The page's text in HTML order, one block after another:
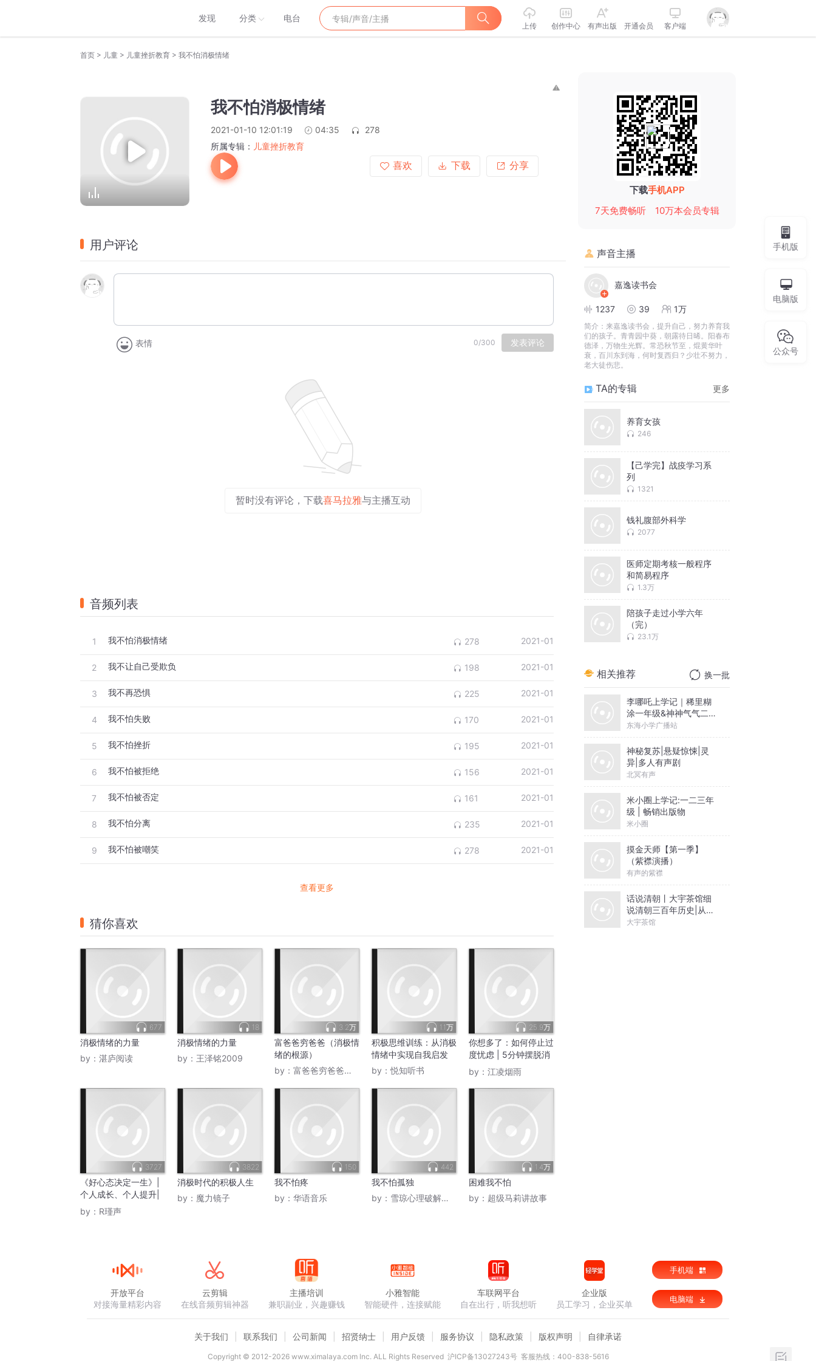
发现 分类 电台
上传 创作中心 有声出版 开通会员 客户端
首页 > 儿童 > 儿童挫折教育 > 我不怕消极情绪
我不怕消极情绪
2021-01-10 12:01:19 04:35
278
所属专辑： 儿童挫折教育
喜欢
下载 分享
用户评论
表情 0/300 发表评论
暂时没有评论，下载喜马拉雅与主播互动
音频列表
1 我不怕消极情绪 278 2021-01
2 我不让自己受欺负 198 2021-01
3 我不再恐惧 225 2021-01
4 我不怕失败 170 2021-01
5 我不怕挫折 195 2021-01
6 我不怕被拒绝 156 2021-01
7 我不怕被否定 161 2021-01
8 我不怕分离 235 2021-01
9 我不怕被嘲笑 278 2021-01
查看更多
猜你喜欢
677
消极情绪的力量
by： 湛庐阅读
18
消极情绪的力量
by： 王泽铭2009
3.2万
富爸爸穷爸爸（消极情
绪的根源）
by： 富爸爸穷爸爸时间自由
1.1万
积极思维训练：从消极
情绪中实现自我启发
by：悦知听书
25.9万
你想多了：如何停止过
度忧虑 | 5分钟摆脱消
极情绪，阻止焦虑
by： 江凌烟雨
3727
《好心态决定一生》|
个人成长、个人提升|
在逆境中寻找乐观的自
己，避免消极情绪
by： R瑾声
3822
消极时代的积极人生
by： 魔力镜子
150
我不怕疼
by： 华语音乐
442
我不怕孤独
by： 雪琼心理破解焦虑
1.4万
困难我不怕
by： 超级马莉讲故事
下载手机APP
7天免费畅听
10万本会员专辑
声音主播
嘉逸读书会
1237 39 1万
简介： 来嘉逸读书会，提升自己，努力养育我
们的孩子。青青园中葵，朝露待日晞。阳春布
德泽，万物生光辉。常恐秋节至，焜黄华叶
衰，百川东到海，何时复西归？少壮不努力，
老大徒伤悲。
TA的专辑 更多
养育女孩
246
【己学完】战疫学习系
列
1321
钱礼腹部外科学
2077
医师定期考核一般程序
和简易程序
1.3万
陪孩子走过小学六年
（完）
23.1万
相关推荐 换一批
李哪吒上学记｜稀里糊
涂一年级&神神气气二年
级
东海小学广播站
神秘复苏|悬疑惊悚|灵
异|多人有声剧
北冥有声
米小圈上学记:一二三年
级 | 畅销出版物
米小圈
摸金天师【第一季】
（紫襟演播）
有声的紫襟
话说清朝丨大宇茶馆细
说清朝三百年历史|从努
尔哈赤到末代皇帝溥仪|
大宇茶馆
手机版
电脑版
公众号
开放平台
对接海量精彩内容
云剪辑
在线音频剪辑神器
主播培训
兼职副业，兴趣赚钱
小雅智能
智能硬件，连接赋能
车联网平台
自在出行，听我想听
企业版
员工学习，企业买单
手机端
电脑端
关于我们 联系我们 公司新闻 招贤纳士 用户反馈 服务协议 隐私政策 版权声明 自律承诺
Copyright © 2012-2026www.ximalaya.com lnc. ALL Rights Reserved 沪ICP备13027243号 客服热线：400-838-5616